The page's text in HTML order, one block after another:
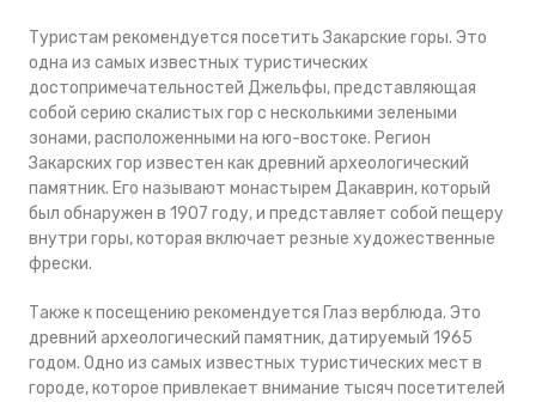
Туристам рекомендуется посетить Закарские горы. Это
одна из самых известных туристических
достопримечательностей Джельфы, представляющая
собой серию скалистых гор с несколькими зелеными
зонами, расположенными на юго-востоке. Регион
Закарских гор известен как древний археологический
памятник. Его называют монастырем Дакаврин, который
был обнаружен в 1907 году, и представляет собой пещеру
внутри горы, которая включает резные художественные
фрески.
Также к посещению рекомендуется Глаз верблюда. Это
древний археологический памятник, датируемый 1965
годом. Одно из самых известных туристических мест в
городе, которое привлекает внимание тысяч посетителей